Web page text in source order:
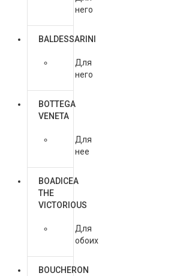
него
BALDESSARINI
Для
него
BOTTEGA
VENETA
Для
нее
BOADICEA
THE
VICTORIOUS
Для
обоих
BOUCHERON